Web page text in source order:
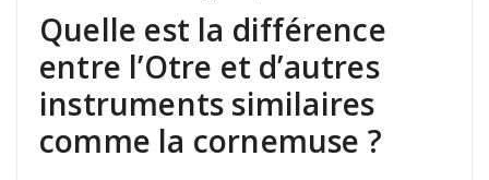
Quelle est la différence
entre l’Otre et d’autres
instruments similaires
comme la cornemuse ?